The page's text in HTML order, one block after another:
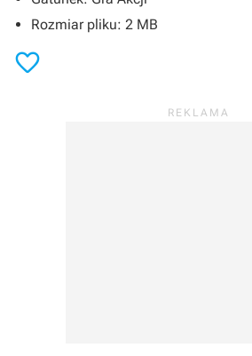
Rozmiar pliku: 2 MB
